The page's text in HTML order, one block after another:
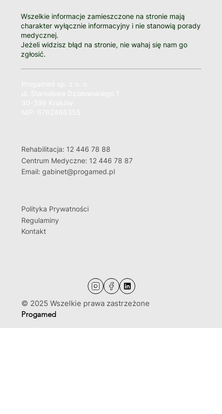
Wszelkie informacje zamieszczone na stronie mają
charakter wyłącznie informacyjny i nie stanowią porady
medycznej.
Jeżeli widzisz błąd na stronie, nie wahaj się nam go
zgłosić.
Rehabilitacja: 12 446 78 88
Centrum Medyczne: 12 446 78 87
Email: gabinet@progamed.pl
© 2025 Wszelkie prawa zastrzeżone
Progamed
Polityka Prywatności
Regulaminy
Kontakt